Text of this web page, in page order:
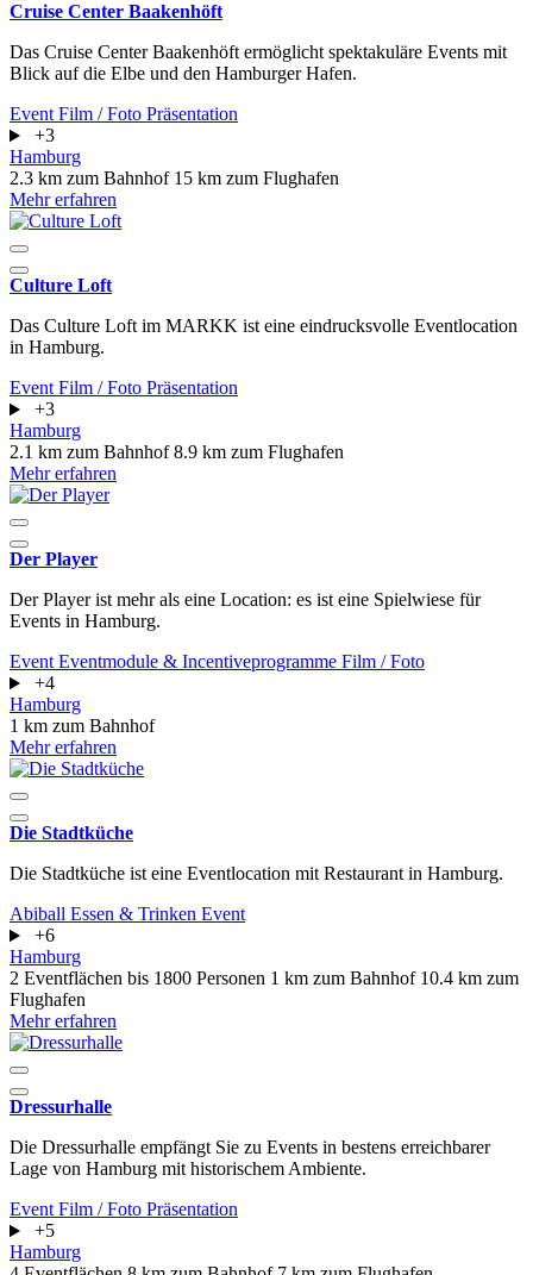
Cruise Center Baakenhöft
Das Cruise Center Baakenhöft ermöglicht spektakuläre Events mit
Blick auf die Elbe und den Hamburger Hafen.
Event Film / Foto Präsentation
+3
Hamburg
2.3 km zum Bahnhof 15 km zum Flughafen
Mehr erfahren
Culture Loft
Das Culture Loft im MARKK ist eine eindrucksvolle Eventlocation
in Hamburg.
Event Film / Foto Präsentation
+3
Hamburg
2.1 km zum Bahnhof8.9 km zum Flughafen
Mehr erfahren
Der Player
Der Player ist mehr als eine Location: es ist eine Spielwiese für
Events in Hamburg.
Event Eventmodule & Incentiveprogramme Film / Foto
+4
Hamburg
1 km zum Bahnhof
Mehr erfahren
Die Stadtküche
Die Stadtküche ist eine Eventlocation mit Restaurant in Hamburg.
Abiball Essen & Trinken Event
+6
Hamburg
2 Eventflächen bis 1800 Personen 1 km zum Bahnhof 10.4 km zum
Flughafen
Mehr erfahren
Dressurhalle
Die Dressurhalle empfängt Sie zu Events in bestens erreichbarer
Lage von Hamburg mit historischem Ambiente.
Event Film / Foto Präsentation
+5
Hamburg